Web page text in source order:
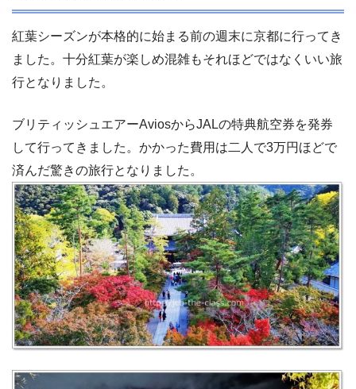
紅葉シーズンが本格的に始まる前の週末に京都に行ってき
ました。十分紅葉が楽しめ混雑もそれほどではなくいい旅
行となりました。
ブリティッシュエアーAviosからJALの特典航空券を発券
して行ってきました。かかった費用は二人で3万円ほどで
済んだ驚きの旅行となりました。